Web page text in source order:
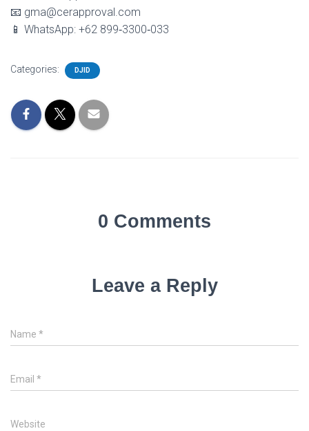
📧 gma@cerapproval.com
📱 WhatsApp: +62 899‑3300‑033
Categories: DJID
0 Comments
Leave a Reply
Name *
Email *
Website